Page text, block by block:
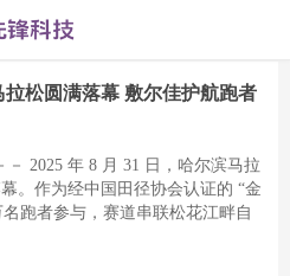
拉松圆满落幕 敷尔佳护航跑者
－ 2025 年 8 月 31 日，哈尔滨马拉
。作为经中国田径协会认证的 “金
跑者参与，赛道串联松花江畔自